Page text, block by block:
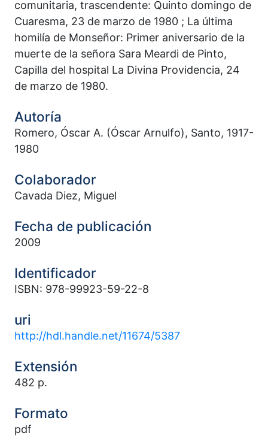
comunitaria, trascendente: Quinto domingo de
Cuaresma, 23 de marzo de 1980 ; La última
homilía de Monseñor: Primer aniversario de la
muerte de la señora Sara Meardi de Pinto,
Capilla del hospital La Divina Providencia, 24
de marzo de 1980.
Autoría
Romero, Óscar A. (Óscar Arnulfo), Santo, 1917-
1980
Colaborador
Cavada Diez, Miguel
Fecha de publicación
2009
Identificador
ISBN: 978-99923-59-22-8
uri
http://hdl.handle.net/11674/5387
Extensión
482 p.
Formato
pdf